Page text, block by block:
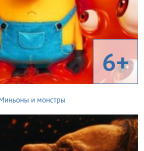
6+
и монстры